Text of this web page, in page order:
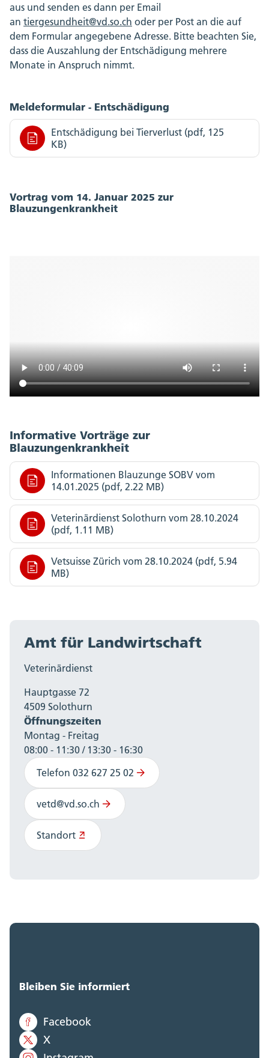
aus und senden es dann per Email
an tiergesundheit@vd.so.ch oder per Post an die auf
dem Formular angegebene Adresse. Bitte beachten Sie,
dass die Auszahlung der Entschädigung mehrere
Monate in Anspruch nimmt.
Meldeformular - Entschädigung
Entschädigung bei Tierverlust (pdf, 125
KB)
Vortrag vom 14. Januar 2025 zur
Blauzungenkrankheit
Informative Vorträge zur
Blauzungenkrankheit
Informationen Blauzunge SOBV vom
14.01.2025 (pdf, 2.22 MB)
Veterinärdienst Solothurn vom 28.10.2024
(pdf, 1.11 MB)
Vetsuisse Zürich vom 28.10.2024 (pdf, 5.94
MB)
Amt für Landwirtschaft
Veterinärdienst
Hauptgasse 72
4509 Solothurn
Öffnungszeiten
Montag - Freitag
08:00 - 11:30 / 13:30 - 16:30
Telefon 032 627 25 02
vetd@vd.so.ch
Standort
Bleiben Sie informiert
Facebook
X